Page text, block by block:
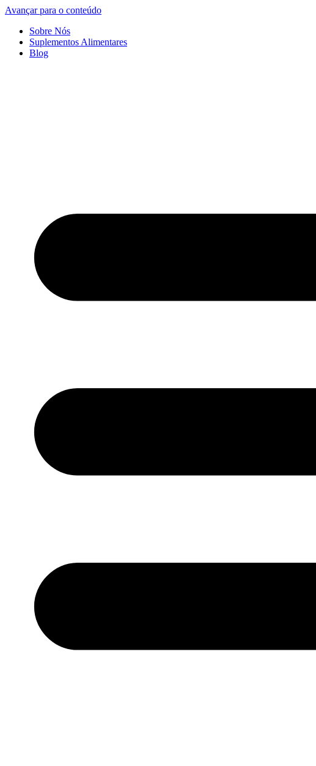
Avançar para o conteúdo
Sobre Nós
Suplementos Alimentares
Blog